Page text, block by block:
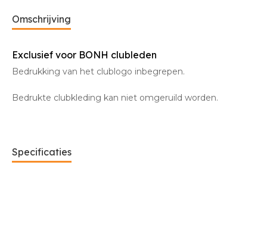
Omschrijving
Exclusief voor BONH clubleden
Bedrukking van het clublogo inbegrepen.
Bedrukte clubkleding kan niet omgeruild worden.
Specificaties